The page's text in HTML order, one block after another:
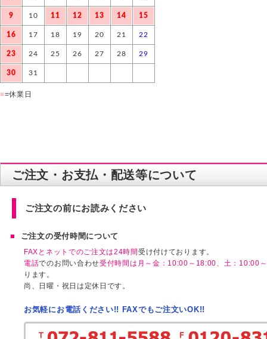
9 10 11 12 13 14 15
16 17 18 19 20 21 22
23 24 25 26 27 28 29
30 31
■=休業日
ご注文・お支払・配送等について
ご注文の前にお読みください
ご注文の受付時間について
FAXとネットでのご注文は24時間受け付けております。
電話でのお問い合わせ受付時間は月～金：10:00～18:00、土：10:00
ります。
尚、日曜・祝日は定休日です。
お気軽にお電話ください!! FAXでもご注文いOK!!